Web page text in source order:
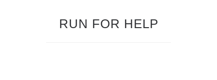
RUN FOR HELP